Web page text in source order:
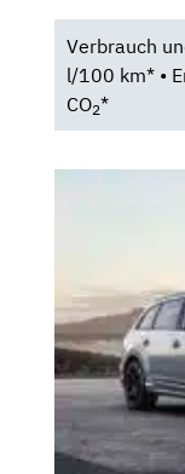
Verbrauch
l/100 km* •
CO2*